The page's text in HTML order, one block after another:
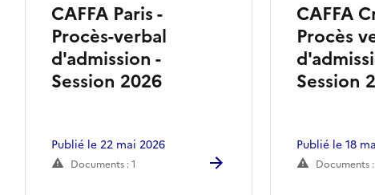
CAFFA Paris -
Procès-verbal
d'admission -
Session 2026
Publié le 22 mai 2026
Documents : 1
CAFFA
Procès
Session
Publié le 18
Documents :